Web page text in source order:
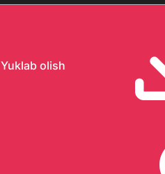
Yuklab olish